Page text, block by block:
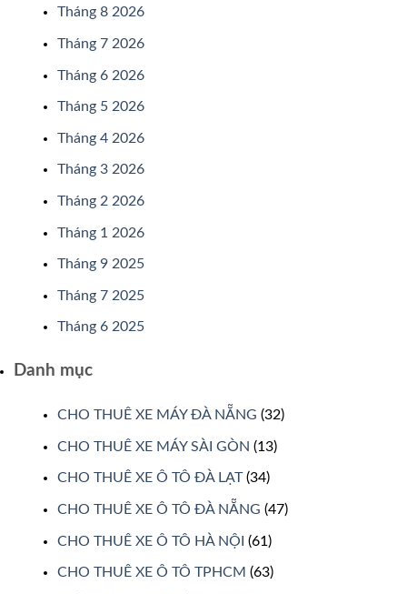
Tháng 8 2026
Tháng 7 2026
Tháng 6 2026
Tháng 5 2026
Tháng 4 2026
Tháng 3 2026
Tháng 2 2026
Tháng 1 2026
Tháng 9 2025
Tháng 7 2025
Tháng 6 2025
Danh mục
CHO THUÊ XE MÁY ĐÀ NẴNG (32)
CHO THUÊ XE MÁY SÀI GÒN (13)
CHO THUÊ XE Ô TÔ ĐÀ LẠT(34)
CHO THUÊ XE Ô TÔ ĐÀ NẴNG (47)
CHO THUÊ XE Ô TÔ HÀ NỘI (61)
CHO THUÊ XE Ô TÔ TPHCM (63)